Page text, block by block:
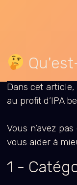
Dans cet
au profit d’IPA
Vous n’avez
vous aider à
1 -